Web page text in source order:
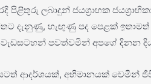
පිළිතුරු ලබාදුන් ජයග්‍රාහක
හැඟුණු පද පෙළක් ඉතාමත්
පවත්වමින් අපගේ
ආදර්ශයක්, අභිමානයක්